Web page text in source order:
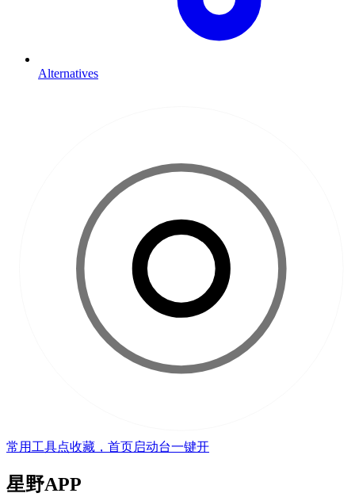
Alternatives
常用工具点收藏，首页启动台一键开
星野APP